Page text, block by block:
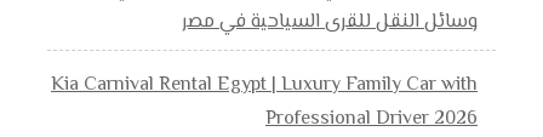
وسائل النقل للقرى السياحية في مصر
Kia Carnival Rental Egypt | Luxury Family Car with
Professional Driver 2026